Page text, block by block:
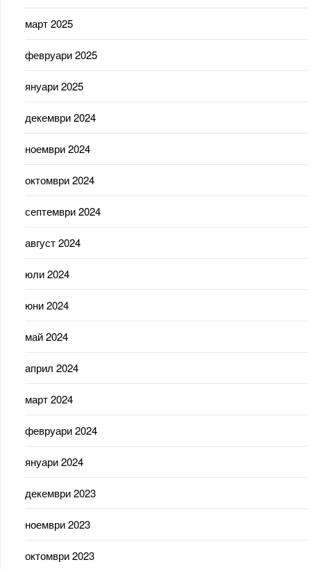
март 2025
февруари 2025
януари 2025
декември 2024
ноември 2024
октомври 2024
септември 2024
август 2024
юли 2024
юни 2024
май 2024
април 2024
март 2024
февруари 2024
януари 2024
декември 2023
ноември 2023
октомври 2023